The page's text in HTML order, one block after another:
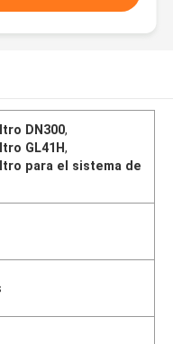
DN300,
GL41H,
para el sistema de